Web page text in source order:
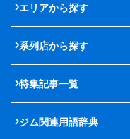
エリアから探す
系列店から探す
特集記事一覧
ジム関連用語辞典